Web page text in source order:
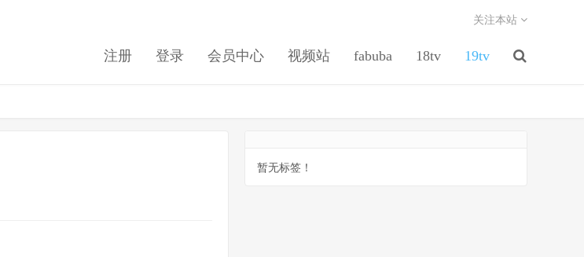
注册 登录 会员中心 视频站 fabuba 18tv 19tv
关注本站
暂无标签！